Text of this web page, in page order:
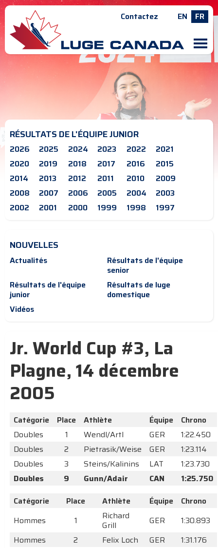
Contactez EN FR
M
RÉSULTATS DE L'ÉQUIPE JUNIOR
2026 2025 2024 2023 2022
2021
2020
2019 2018 2017 2016
2015
2014
2013 2012 2011 2010
2009
2008
2007 2006 2005 2004
2003
2002
2001 2000 1999 1998 1997
NOUVELLES
Actualités
Résultats de l'équipe
senior
Résultats de l'équipe
junior
Résultats de luge
domestique
Vidéos
Jr. World Cup #3, La
Plagne, 14 décembre
2005
Catégorie Place Athlète Équipe
Chrono
Doubles
1 Wendl/Artl GER
1:22.450
Doubles
2 Pietrasik/Weise GER
1:23.114
Doubles
3 Steins/Kalinins LAT
1:23.730
Doubles
9 Gunn/Adair CAN
1:25.750
Catégorie
Place Athlète Équipe
Chrono
Hommes
1
Richard
Grill
GER
1:30.893
Hommes
2 Felix Loch GER
1:31.176